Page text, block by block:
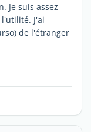
Je suis assez
J'ai
de l'étranger